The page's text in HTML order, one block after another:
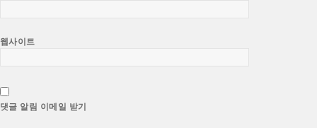
웹사이트
댓글 알림 이메일 받기